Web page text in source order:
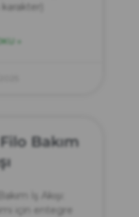
»
Bakım
İş Akışı:
için entegre